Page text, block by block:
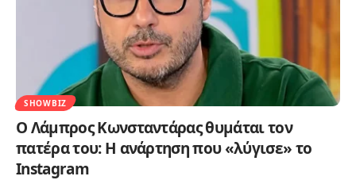
SHOWBIZ
Ο Λάμπρος Κωνσταντάρας θυμάται τον
πατέρα του: Η ανάρτηση που «λύγισε» το
Instagram